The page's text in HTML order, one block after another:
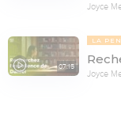
Joyce
07:15
LA
Joyce